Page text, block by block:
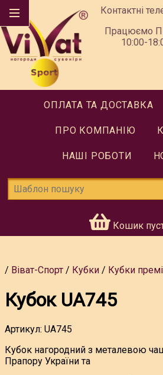
Контактні
Працюємо
10:00-
ОПЛАТА ТА ДОСТАВКА
ПРО КОМПАНІЮ
НАШІ РОБОТИ
Кошик
Віват-Спорт Кубки Кубки
Кубок UA745
Артикул: UA745
Кубок нагородний з металевою
Прапору України та